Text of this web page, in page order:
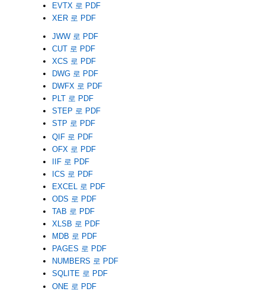
EVTX 로 PDF
XER 로 PDF
JWW 로 PDF
CUT 로 PDF
XCS 로 PDF
DWG 로 PDF
DWFX 로 PDF
PLT 로 PDF
STEP 로 PDF
STP 로 PDF
QIF 로 PDF
OFX 로 PDF
IIF 로 PDF
ICS 로 PDF
EXCEL 로 PDF
ODS 로 PDF
TAB 로 PDF
XLSB 로 PDF
MDB 로 PDF
PAGES 로 PDF
NUMBERS 로 PDF
SQLITE 로 PDF
ONE 로 PDF